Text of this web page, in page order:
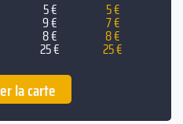
la possibilité de réserver
de l'établissement; que ce
ou un anniversaire, ce lieu
5 € 5 €
9 € 7 €
8 € 8 €
25 € 25 €
la carte